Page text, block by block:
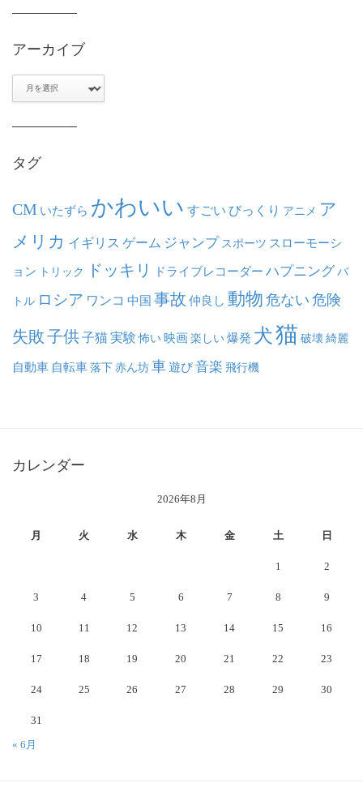
アーカイブ
タグ
CM いたずら かわいい すごい びっくり アニメ ア
メリカ イギリス ゲーム ジャンプ スポーツ スローモーシ
ョン トリック ドッキリ ドライブレコーダー ハプニング バ
トル ロシア ワンコ 中国 事故 仲良し 動物 危ない 危険
失敗子供子猫実験 怖い映画楽しい爆発 犬猫 破壊綺麗
自動車 自転車落下赤ん坊車遊び音楽 飛行機
カレンダー
2026年8月
月 火 水 木 金 土 日
1 2
3 4 5 6 7 8 9
10 11 12 13 14 15 16
17 18 19 20 21 22 23
24 25 26 27 28 29 30
31
« 6月